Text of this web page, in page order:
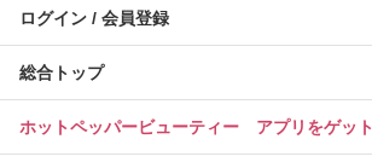
ログイン / 会員登録
総合トップ
ホットペッパービューティー アプリをゲット